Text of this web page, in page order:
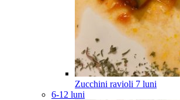
Zucchini ravioli 7 luni
6-12 luni